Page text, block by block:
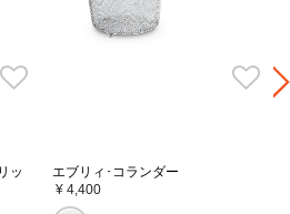
ッ
エブリィ･コランダー
¥ 4,400